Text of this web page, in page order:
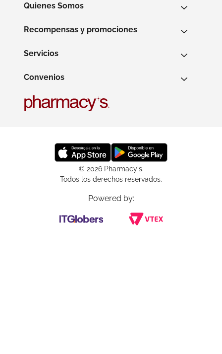
Quienes Somos
Recompensas y promociones
Servicios
Convenios
© 2026 Pharmacy's.
Todos los derechos reservados.
Powered by: